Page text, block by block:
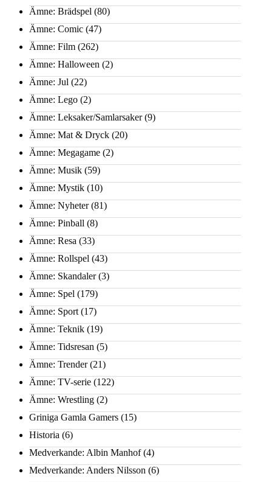
Ämne: Brädspel (80)
Ämne: Comic (47)
Ämne: Film (262)
Ämne: Halloween (2)
Ämne: Jul (22)
Ämne: Lego (2)
Ämne: Leksaker/Samlarsaker(9)
Ämne: Mat & Dryck (20)
Ämne: Megagame (2)
Ämne: Musik (59)
Ämne: Mystik (10)
Ämne: Nyheter(81)
Ämne: Pinball (8)
Ämne: Resa (33)
Ämne: Rollspel (43)
Ämne: Skandaler(3)
Ämne: Spel (179)
Ämne: Sport (17)
Ämne: Teknik (19)
Ämne: Tidsresan (5)
Ämne: Trender(21)
Ämne: TV-serie (122)
Ämne: Wrestling (2)
Griniga Gamla Gamers (15)
Historia (6)
Medverkande: Albin Manhof(4)
Medverkande: Anders Nilsson (6)